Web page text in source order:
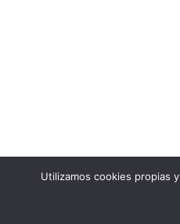
Utilizamos cookies propias